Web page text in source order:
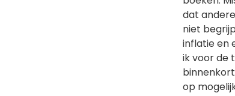
dat
niet
inflatie en
ik voor de
op